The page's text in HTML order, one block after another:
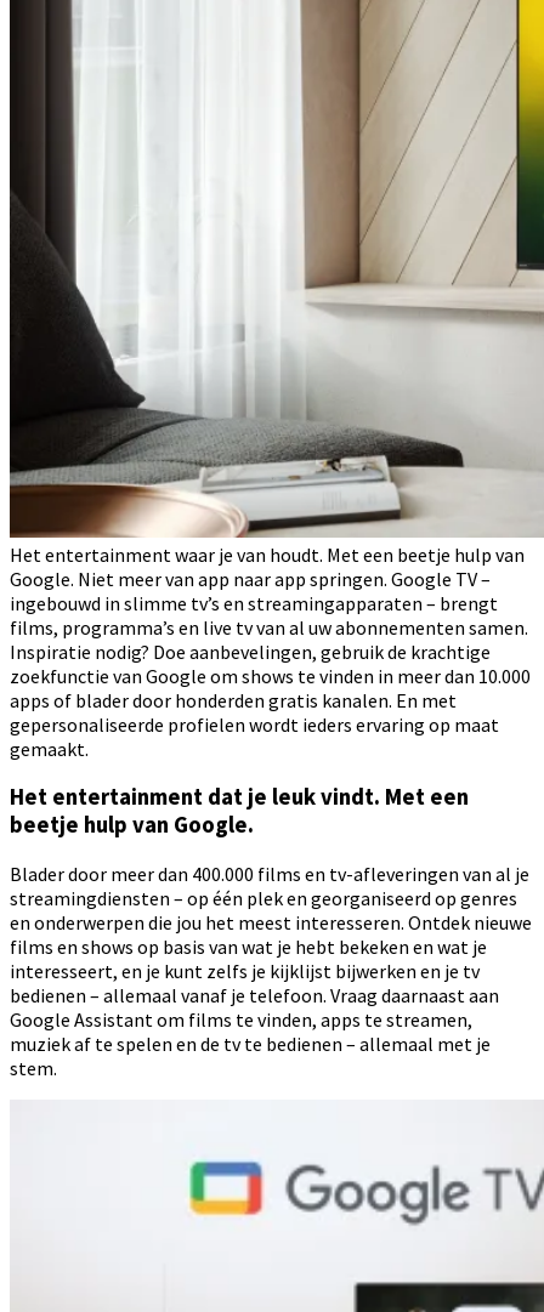
Het entertainment waar je van houdt. Met een beetje hulp van
Google. Niet meer van app naar app springen. Google TV –
ingebouwd in slimme tv’s en streamingapparaten – brengt
films, programma’s en live tv van al uw abonnementen samen.
Inspiratie nodig? Doe aanbevelingen, gebruik de krachtige
zoekfunctie van Google om shows te vinden in meer dan 10.000
apps of blader door honderden gratis kanalen. En met
gepersonaliseerde profielen wordt ieders ervaring op maat
gemaakt.
Het entertainment dat je leuk vindt. Met een
beetje hulp van Google.
Blader door meer dan 400.000 films en tv-afleveringen van al je
streamingdiensten – op één plek en georganiseerd op genres
en onderwerpen die jou het meest interesseren. Ontdek nieuwe
films en shows op basis van wat je hebt bekeken en wat je
interesseert, en je kunt zelfs je kijklijst bijwerken en je tv
bedienen – allemaal vanaf je telefoon. Vraag daarnaast aan
Google Assistant om films te vinden, apps te streamen,
muziek af te spelen en de tv te bedienen – allemaal met je
stem.